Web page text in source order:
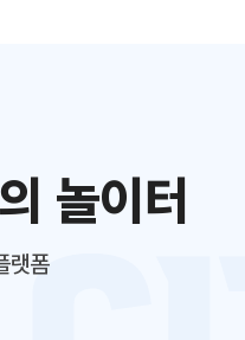
놀이터
랫폼